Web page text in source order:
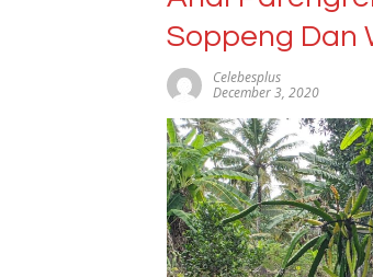
Soppeng Dan
Celebesplus
December 3, 2020